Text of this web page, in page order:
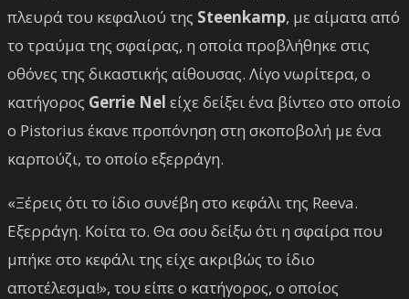
πλευρά του κεφαλιού της Steenkamp, με αίματα από
το τραύμα της σφαίρας, η οποία προβλήθηκε στις
οθόνες της δικαστικής αίθουσας. Λίγο νωρίτερα, ο
κατήγορος Gerrie Nel είχε δείξει ένα βίντεο στο οποίο
ο Pistorius έκανε προπόνηση στη σκοποβολή με ένα
καρπούζι, το οποίο εξερράγη.
«Ξέρεις ότι το ίδιο συνέβη στο κεφάλι της Reeva.
Εξερράγη. Κοίτα το. Θα σου δείξω ότι η σφαίρα που
μπήκε στο κεφάλι της είχε ακριβώς το ίδιο
αποτέλεσμα!», του είπε ο κατήγορος, ο οποίος